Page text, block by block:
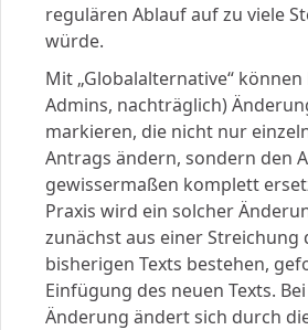
regulären Ablauf auf zu viele
würde.
Mit „Globalalternative“
Admins, nachträglich)
markieren, die nicht nur
Antrags ändern, sondern den
gewissermaßen komplett
Praxis wird ein solcher
zunächst aus einer Streichung
bisherigen Texts bestehen,
Einfügung des neuen Texts.
Änderung ändert sich durch